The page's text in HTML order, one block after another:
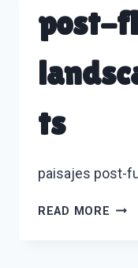
post-
ts
paisajes post-
READ MORE